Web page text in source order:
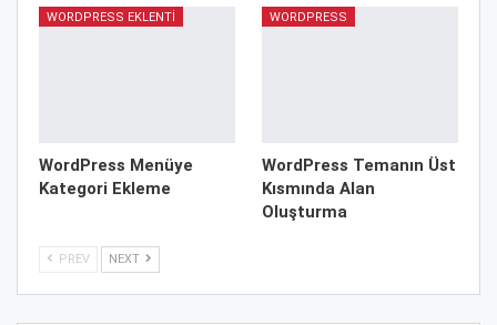
WORDPRESS EKLENTI
WordPress Menüye
Kategori Ekleme
WORDPRESS
WordPress Temanın Üst
Kısmında Alan
Oluşturma
PREV NEXT